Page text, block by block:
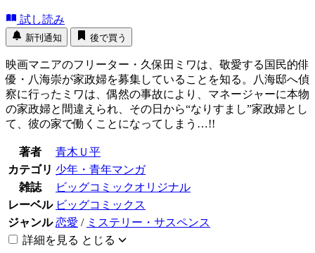
試し読み
新刊通知 後で買う
映画マニアのフリーター・久保田ミワは、敬愛する国民的俳
優・八海崇が家政婦を募集していることを知る。八海邸へ偵
察に行ったミワは、偶然の事故により、マネージャーに本物
の家政婦と間違えられ、その日から“なりすまし”家政婦とし
て、彼の家で働くことになってしまう…!!
著者
青木Ｕ平
カテゴリ 少年・青年マンガ
雑誌
ビッグコミックオリジナル
レーベル ビッグコミックス
ジャンル 恋愛 / ミステリー・サスペンス
詳細を見る とじる